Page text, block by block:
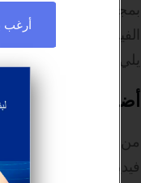
بمجرد الانتهاء من
الفيديو وتحديد كيفية
يلي بعض النصائح
أضف الموسيقى
من الجيد تمامًا إدخال
فيديو مدته دقيقة إلى
أرغب